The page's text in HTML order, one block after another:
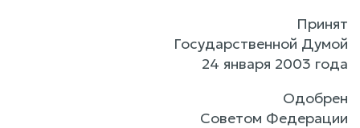
Принят
Государственной Думой
24 января 2003 года
Одобрен
Советом Федерации